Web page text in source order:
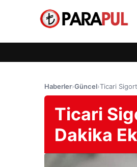
Haberler›Güncel›Ticari
Ticari
Dakika